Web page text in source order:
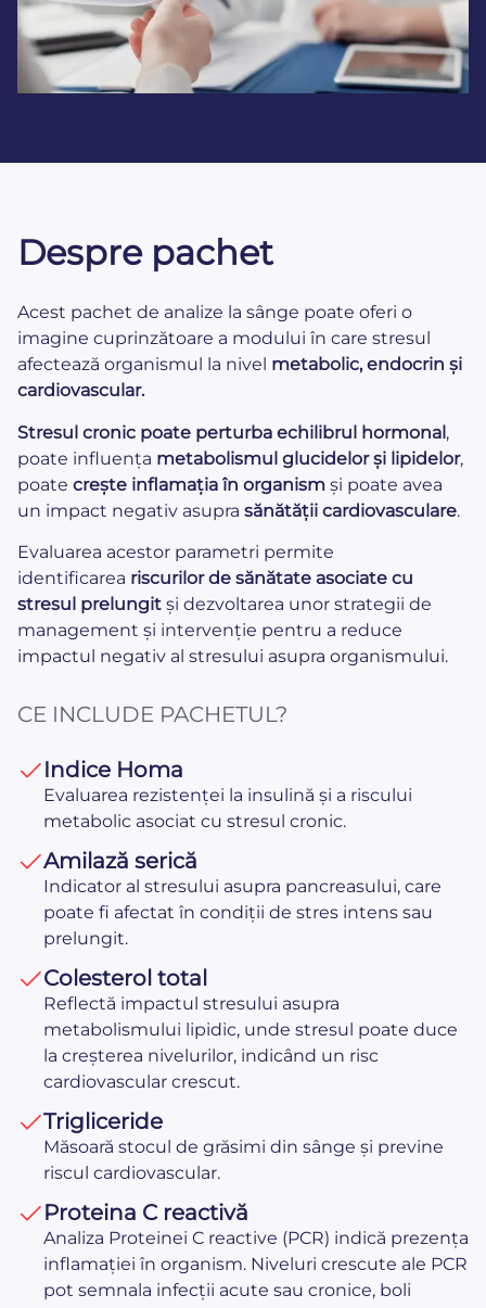
Despre pachet
Acest pachet de analize la sânge poate oferi o
imagine cuprinzătoare a modului în care stresul
afectează organismul la nivel metabolic, endocrin și
cardiovascular.
Stresul cronic poate perturba echilibrul hormonal,
poate influența metabolismul glucidelor și lipidelor,
poate crește inflamația în organism și poate avea
un impact negativ asupra sănătății cardiovasculare.
Evaluarea acestor parametri permite
identificarea riscurilor de sănătate asociate cu
stresul prelungit și dezvoltarea unor strategii de
management și intervenție pentru a reduce
impactul negativ al stresului asupra organismului.
CE INCLUDE PACHETUL?
Indice Homa
Evaluarea rezistenței la insulină și a riscului
metabolic asociat cu stresul cronic.
Amilază serică
Indicator al stresului asupra pancreasului, care
poate fi afectat în condiții de stres intens sau
prelungit.
Colesterol total
Reflectă impactul stresului asupra
metabolismului lipidic, unde stresul poate duce
la creșterea nivelurilor, indicând un risc
cardiovascular crescut.
Trigliceride
Măsoară stocul de grăsimi din sânge și previne
riscul cardiovascular.
Proteina C reactivă
Analiza Proteinei C reactive (PCR) indică prezența
inflamației în organism. Niveluri crescute ale PCR
pot semnala infecții acute sau cronice, boli